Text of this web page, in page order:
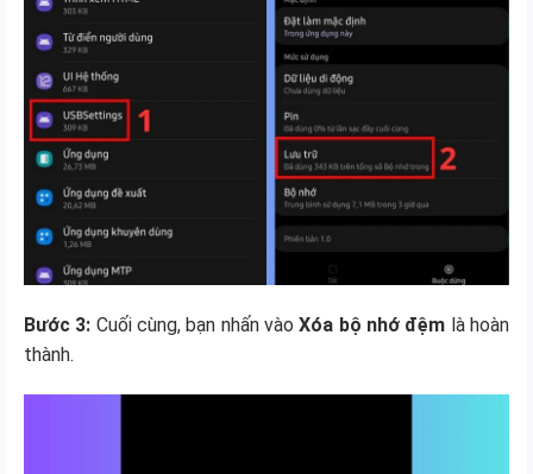
Bước 3: Cuối cùng, bạn nhấn vàoXóa bộ nhớ đệm là hoàn
thành.